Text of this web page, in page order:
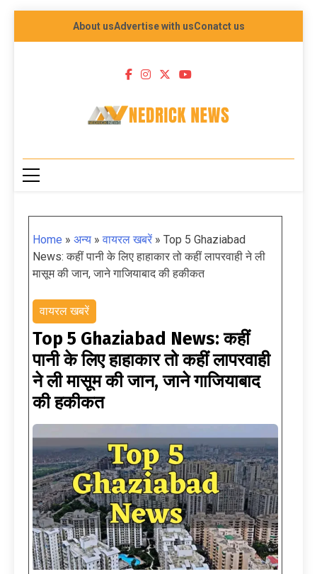
About usAdvertise with usConatct us
NEDRICK NEWS
Home » अन्य »वायरल खबरें » Top 5 Ghaziabad
News: कहीं पानी के लिए हाहाकार तो कहीं लापरवाही ने ली
मासूम की जान, जाने गाजियाबाद की हकीकत
वायरल खबरें
Top 5 Ghaziabad News: कहीं
पानी के लिए हाहाकार तो कहीं लापरवाही
ने ली मासूम की जान, जाने गाजियाबाद
की हकीकत